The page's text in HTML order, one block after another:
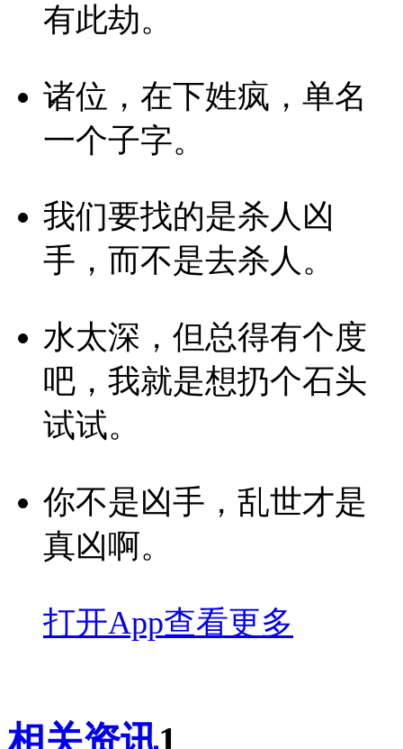
有此劫。
诸位，在下姓疯，单名
一个子字。
我们要找的是杀人凶
手，而不是去杀人。
水太深，但总得有个度
吧，我就是想扔个石头
试试。
你不是凶手，乱世才是
真凶啊。
打开App查看更多
相关资讯1